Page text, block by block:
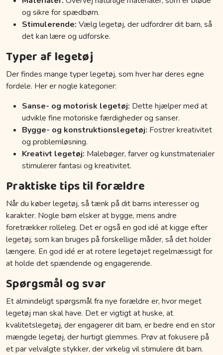
og sikre for spædbørn.
Stimulerende: Vælg legetøj, der udfordrer dit barn, så
det kan lære og udforske.
Typer af legetøj
Der findes mange typer legetøj, som hver har deres egne
fordele. Her er nogle kategorier:
Sanse- og motorisk legetøj: Dette hjælper med at
udvikle fine motoriske færdigheder og sanser.
Bygge- og konstruktionslegetøj: Fostrer kreativitet
og problemløsning.
Kreativt legetøj: Malebøger, farver og kunstmaterialer
stimulerer fantasi og kreativitet.
Praktiske tips til forældre
Når du køber legetøj, så tænk på dit barns interesser og
karakter. Nogle børn elsker at bygge, mens andre
foretrækker rolleleg. Det er også en god idé at kigge efter
legetøj, som kan bruges på forskellige måder, så det holder
længere. En god idé er at rotere legetøjet regelmæssigt for
at holde det spændende og engagerende.
Spørgsmål og svar
Et almindeligt spørgsmål fra nye forældre er, hvor meget
legetøj man skal have. Det er vigtigt at huske, at
kvalitetslegetøj, der engagerer dit barn, er bedre end en stor
mængde legetøj, der hurtigt glemmes. Prøv at fokusere på
et par velvalgte stykker, der virkelig vil stimulere dit barn.